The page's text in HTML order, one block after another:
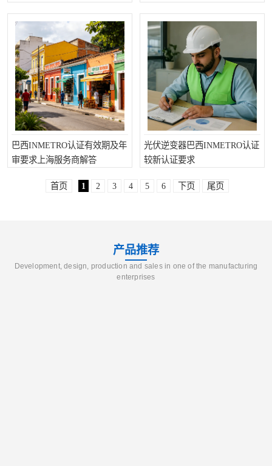
巴西INMETRO认证有效期及年
审要求上海服务商解答
光伏逆变器巴西INMETRO认证
较新认证要求
首页 1 2 3 4 5 6 下页 尾页
产品推荐
Development, design, production and sales in one of the manufacturing
enterprises